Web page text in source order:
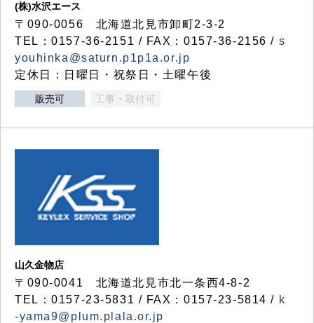
(株)水沢エース
〒090-0056 北海道北見市卸町2-3-2
TEL：0157-36-2151 / FAX：0157-36-2156 / s
youhinka@saturn.p1p1a.or.jp
定休日：日曜日・祝祭日・土曜午後
販売可 工事・取付可
山久金物店
〒090-0041 北海道北見市北一条西4-8-2
TEL：0157-23-5831 / FAX：0157-23-5814 / k
-yama9@plum.plala.or.jp